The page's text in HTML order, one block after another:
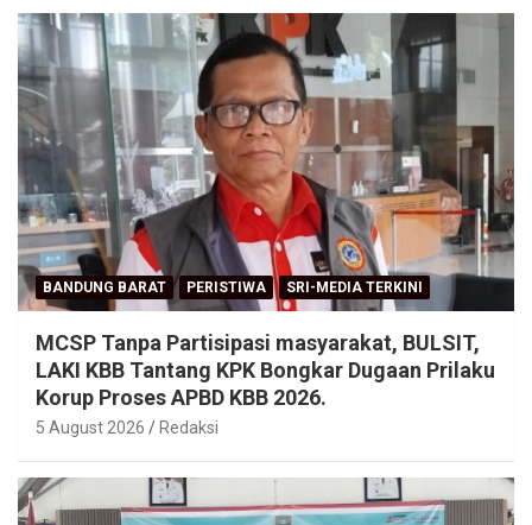
BANDUNG BARAT PERISTIWA SRI-MEDIA TERKINI
MCSP Tanpa Partisipasi masyarakat, BULSIT,
LAKI KBB Tantang KPK Bongkar Dugaan Prilaku
Korup Proses APBD KBB 2026.
5 August 2026 Redaksi